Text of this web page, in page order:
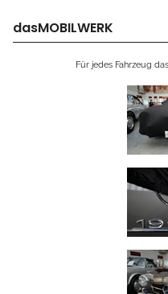
dasMOBILWERK
Für jedes Fahrzeug